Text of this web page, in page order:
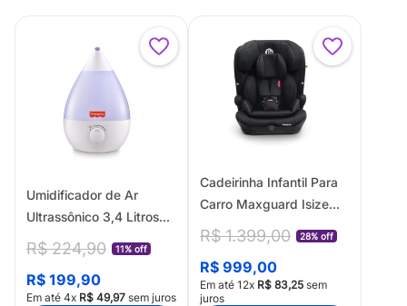
Umidificador de Ar
Ultrassônico 3,4 Litros
Bivolt Fisher Price -
HC115
R$ 224,90 11% off
R$ 199,90
Em até 4x R$ 49,97 sem juros
Cadeirinha Infantil Para
Carro Maxguard Isize
76-150cm Fisher-Price -
BB725
R$ 1.399,00 28% off
R$ 999,00
Em até 12x R$ 83,25 sem
juros